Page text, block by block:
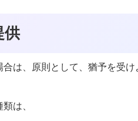
供
合は、原則として、猶予を受
は、